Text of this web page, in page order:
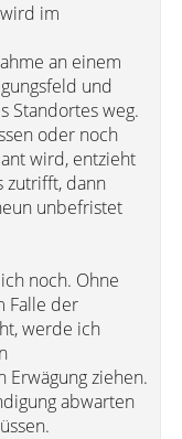
im
an einem
und
Standortes weg.
oder noch
wird, entzieht
zutrifft, dann
unbefristet
noch. Ohne
Falle der
werde ich
Erwägung ziehen.
abwarten